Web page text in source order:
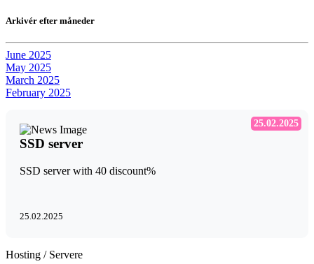
Arkivér efter måneder
June 2025
May 2025
March 2025
February 2025
SSD server
25.02.2025
SSD server with 40 discount%
25.02.2025
Hosting / Servere